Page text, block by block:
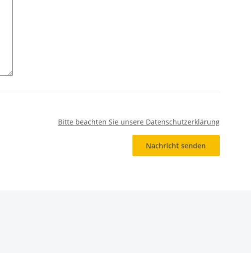
Bitte beachten Sie unsere Datenschutzerklärung
Nachricht senden